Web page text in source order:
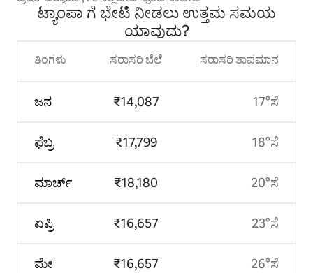
ಟ್ಯಾಂಪಾ ಗೆ ಭೇಟಿ ನೀಡಲು ಉತ್ತಮ ಸಮಯ
ಯಾವುದು?
ತಿಂಗಳು
ಜನ
ಫೆಬ್ರ
ಮಾರ್ಚ್
ಏಪ್ರಿ
ಮೇ
ಸರಾಸರಿ ಬೆಲೆ
₹14,087
₹17,799
₹18,180
₹16,657
₹16,657
ಸರಾಸರಿ ತಾಪಮಾನ
17°ಸೆ
18°ಸೆ
20°ಸೆ
23°ಸೆ
26°ಸೆ